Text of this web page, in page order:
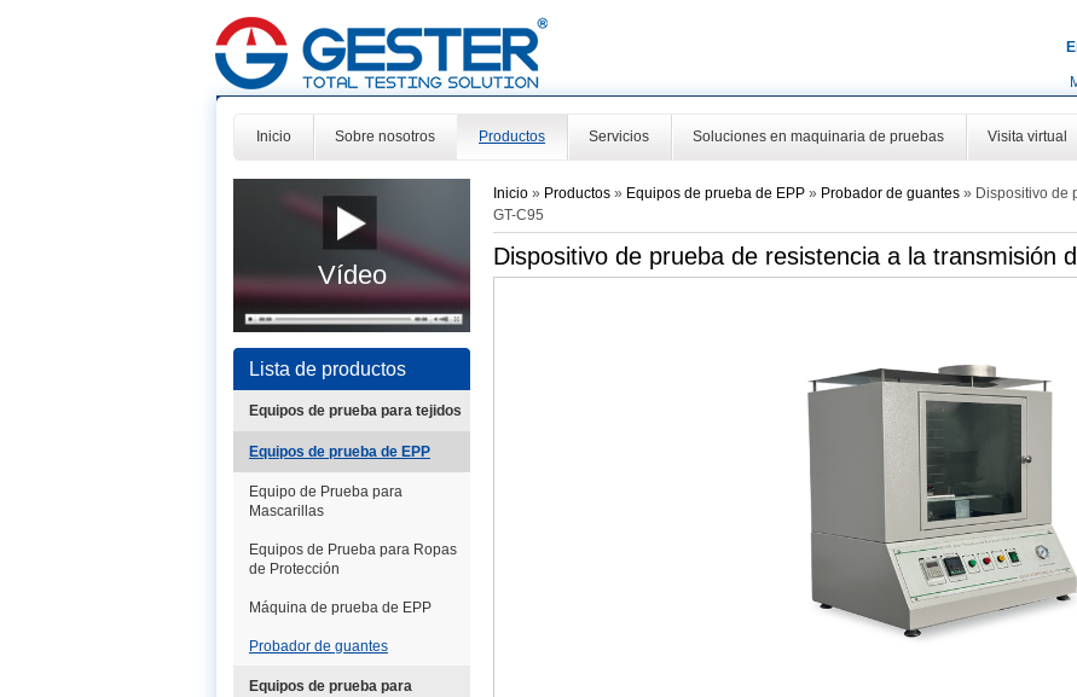
Inicio Sobre nosotros Productos Servicios Soluciones en maquinaria de pruebas Visita virtual
Vídeo
Lista de productos
Equipos de prueba para tejidos
Equipos de prueba de EPP
Equipo de Prueba para
Mascarillas
Equipos de Prueba para Ropas
de Protección
Máquina de prueba de EPP
Probador de guantes
Equipos de prueba para
Inicio » Productos » Equipos de prueba de EPP » Probador de guantes » Dispositivo de
GT-C95
Dispositivo de prueba de resistencia a la transmisión